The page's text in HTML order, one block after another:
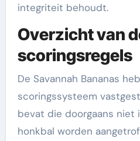
integriteit behoudt.
Overzicht van
scoringsregels
De Savannah Bananas
scoringssysteem
bevat die doorgaans niet
honkbal worden